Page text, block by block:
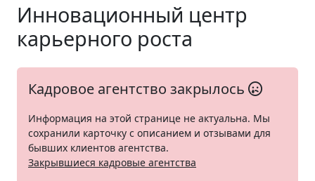
Инновационный центр
карьерного роста
Кадровое агентство закрылось
Информация на этой странице не актуальна. Мы
сохранили карточку с описанием и отзывами для
бывших клиентов агентства.
Закрывшиеся кадровые агентства